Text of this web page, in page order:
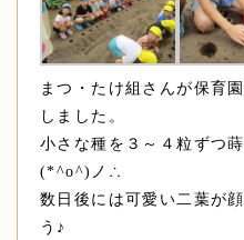
まつ・たけ組さんが保育
しました。
小さな種を３～４粒ずつ
(*^o^)ノ∴
数日後には可愛い二葉が
う♪